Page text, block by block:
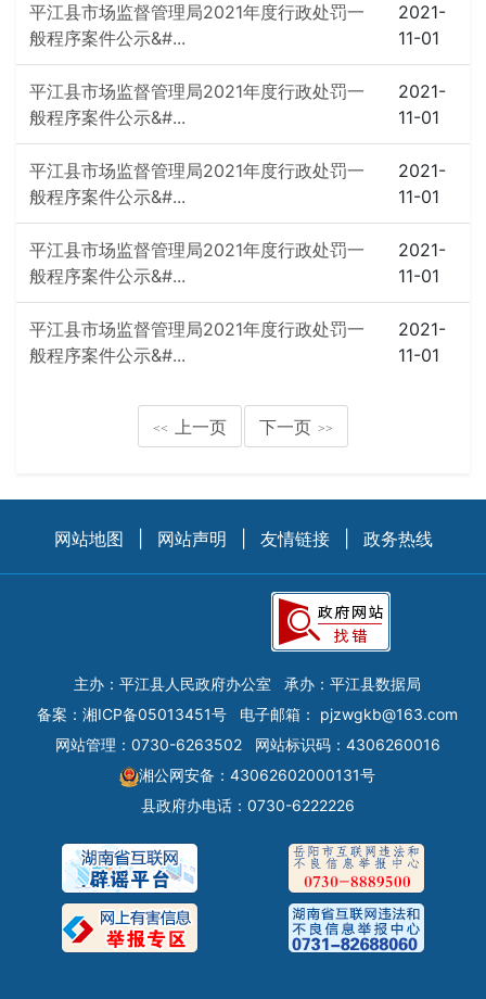
平江县市场监督管理局2021年度行政处罚一
般程序案件公示&#...
2021-
11-01
平江县市场监督管理局2021年度行政处罚一
般程序案件公示&#...
2021-
11-01
平江县市场监督管理局2021年度行政处罚一
般程序案件公示&#...
2021-
11-01
平江县市场监督管理局2021年度行政处罚一
般程序案件公示&#...
2021-
11-01
平江县市场监督管理局2021年度行政处罚一
般程序案件公示&#...
2021-
11-01
<< 上一页 下一页 >>
网站地图 网站声明 友情链接 政务热线
主办：平江县人民政府办公室
承办：平江县数据局
备案： 湘ICP备05013451号 电子邮箱： pjzwgkb@163.com
网站管理：0730-6263502
网站标识码：4306260016
湘公网安备：43062602000131号
县政府办电话：0730-6222226